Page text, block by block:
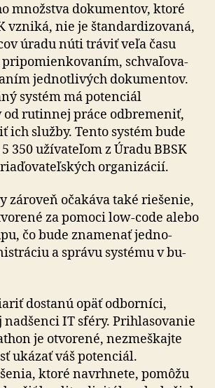
množstva dokumentov, ktoré
vzniká, nie je štan­dar­di­zo­vaná,
úradu núti tráviť veľa času
schva­ľo­va­
jednotlivých dokumentov.
systém má potenciál
od ru­tin­nej práce od­bre­me­niť,
ich služby. Tento systém bude
350 užívateľom z Úradu BBSK
orga­ni­zá­cií.
zároveň očakáva také riešenie,
za po­moci low-code alebo
čo bude znamenať jed­no­
a správu systému v bu­
dostanú opäť odborníci,
nadšenci IT sféry. Prihlasovanie
je otvorené, nezmeškajte
ukázať váš potenciál.
ktoré navrhnete, pomôžu